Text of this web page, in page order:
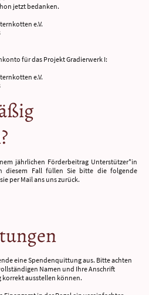
jetzt bedanken.
e.V.
für das Projekt Gradierwerk I:
e.V.
jährlichen Förderbeitrag Unterstützer*in
diesem Fall füllen Sie bitte die folgende
per Mail ans uns zurück.
eine Spendenquittung aus. Bitte achten
Namen und Ihre Anschrift
ausstellen können.